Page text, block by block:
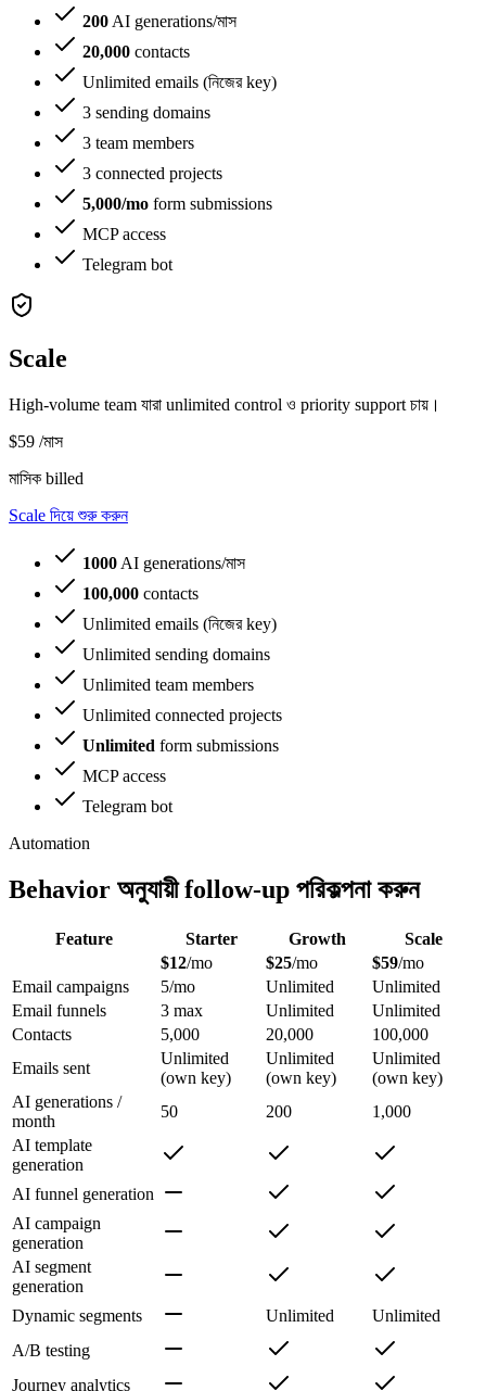
200AI generations/মাস
20,000 contacts
Unlimited emails (নিজের key)
3 sending domains
3 team members
3 connected projects
5,000/mo form submissions
MCP access
Telegram bot
Scale
High-volume team যারা unlimited control ও priority support চায়।
$59 /মাস
মাসিক billed
Scale দিয়ে শুরু করুন
1000 AI generations/মাস
100,000 contacts
Unlimited emails (নিজের key)
Unlimited sending domains
Unlimited team members
Unlimited connected projects
Unlimited form submissions
MCP access
Telegram bot
Automation
Behavior অনুযায়ী follow-up পরিকল্পনা করুন
Feature Starter Growth
Scale
$12/mo $25/mo $59/mo
Email campaigns
5/mo Unlimited
Unlimited
Email funnels
3 max Unlimited
Unlimited
Contacts
5,000 20,000
100,000
Emails sent
Unlimited
(own key)
Unlimited
(own key)
Unlimited
(own key)
AI generations /
month
50 200
1,000
AI template
generation
AI funnel generation
AI campaign
generation
AI segment
generation
Dynamic segments
Unlimited
Unlimited
A/B testing
Journey analytics